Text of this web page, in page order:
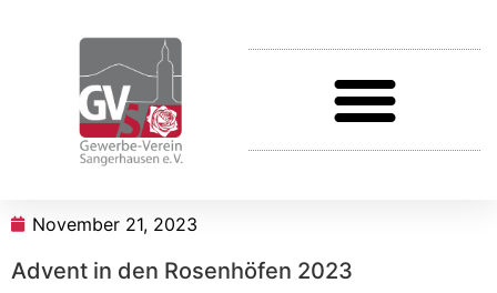
November 21, 2023
Advent in den Rosenhöfen 2023